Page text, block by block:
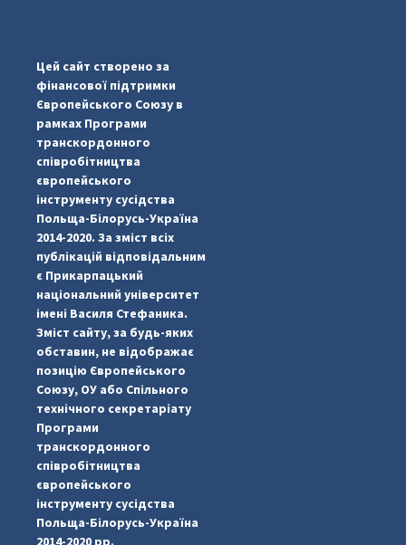
pimrec_project
#PipIvanToday
pimrec_project
Цей сайт створено за
фінансової підтримки
Європейського Союзу в
рамках Програми
транскордонного
співробітництва
європейського
інструменту сусідства
Польща-Білорусь-Україна
2014-2020. За зміст всіх
публікацій відповідальним
є Прикарпацький
національний університет
імені Василя Стефаника.
Зміст сайту, за будь-яких
обставин, не відображає
позицію Європейського
Союзу, ОУ або Спільного
технічного секретаріату
Програми
транскордонного
співробітництва
європейського
інструменту сусідства
Польща-Білорусь-Україна
2014-2020 рр.